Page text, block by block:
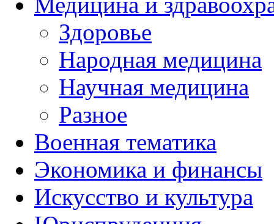
Здоровье
Народная медицина
Научная медицина
Разное
Военная тематика
Экономика и финансы
Искусство и культура